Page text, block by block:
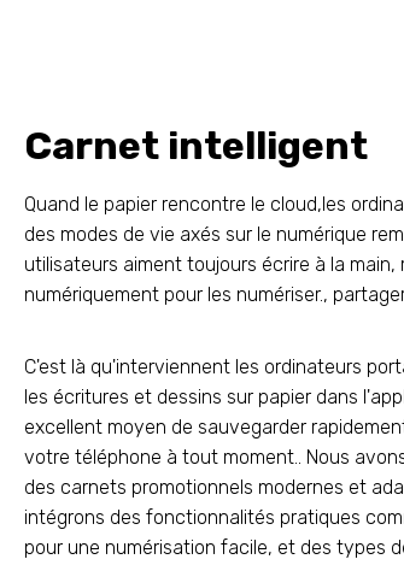
Carnet intelligent
Quand le papier rencontre le cloud,les
des modes de vie axés sur le numérique
utilisateurs aiment toujours écrire à la
numériquement pour les numériser.,
C'est là qu'interviennent les ordinateurs
les écritures et dessins sur papier dans
excellent moyen de sauvegarder
votre téléphone à tout moment.. Nous
des carnets promotionnels modernes et
intégrons des fonctionnalités pratiques
pour une numérisation facile, et des types